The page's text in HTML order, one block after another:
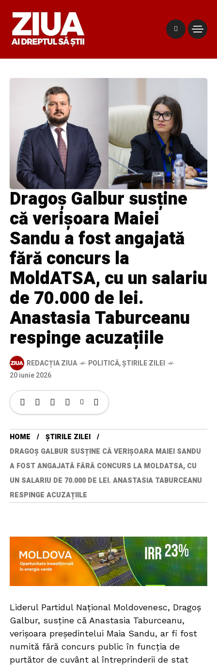
Dragoș Galbur susține
că verișoara Maiei
Sandu a fost angajată
fără concurs la
MoldATSA, cu un salariu
de 70.000 de lei.
Anastasia Taburceanu
respinge acuzațiile
REDACȚIA ZIUA POLITICĂ,ȘTIRILE ZILEI
20 iunie 2026
HOME
ȘTIRILE ZILEI
DRAGOȘ GALBUR SUSȚINE CĂ VERIȘOARA MAIEI SANDU
A FOST ANGAJATĂ FĂRĂ CONCURS LA MOLDATSA, CU
UN SALARIU DE 70.000 DE LEI. ANASTASIA TABURCEANU
RESPINGE ACUZAȚIILE
Liderul Partidul Național Moldovenesc, Dragoș
Galbur, susține că Anastasia Taburceanu,
verișoara președintelui Maia Sandu, ar fi fost
numită fără concurs public în funcția de
purtător de cuvânt al întreprinderii de stat